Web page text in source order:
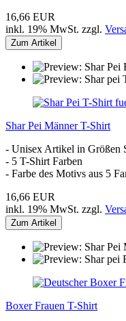
16,66 EUR
inkl. 19% MwSt. zzgl.
Zum Artikel
Shar Pei Männer T-Shirt
- Unisex Artikel in Größen
- 5 T-Shirt Farben
- Farbe des Motivs aus 5
16,66 EUR
inkl. 19% MwSt. zzgl.
Zum Artikel
Boxer Frauen T-Shirt